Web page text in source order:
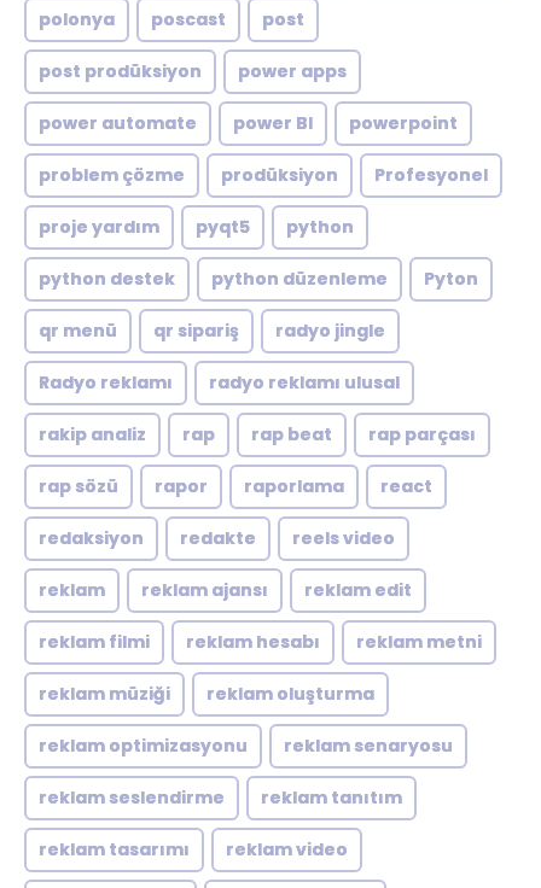
polonya poscast post
post prodüksiyon power apps
power automate power BI powerpoint
problem çözme prodüksiyon Profesyonel
proje yardım pyqt5 python
python destek python düzenleme Pyton
qr menü qr sipariş radyo jingle
Radyo reklamı radyo reklamı ulusal
rakip analiz rap rap beat rap parçası
rap sözü rapor raporlama react
redaksiyon redakte reels video
reklam reklam ajansı reklam edit
reklam filmi reklam hesabı reklam metni
reklam müziği reklam oluşturma
reklam optimizasyonu reklam senaryosu
reklam seslendirme reklam tanıtım
reklam tasarımı reklam video